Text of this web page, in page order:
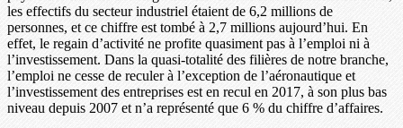
les effectifs du secteur industriel étaient de 6,2 millions de
personnes, et ce chiffre est tombé à 2,7 millions aujourd’hui. En
effet, le regain d’activité ne profite quasiment pas à l’emploi ni à
l’investissement. Dans la quasi-totalité des filières de notre branche,
l’emploi ne cesse de reculer à l’exception de l’aéronautique et
l’investissement des entreprises est en recul en 2017, à son plus bas
niveau depuis 2007 et n’a représenté que 6 % du chiffre d’affaires.